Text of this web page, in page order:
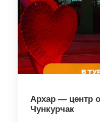
Архар — центр
Чункурчак